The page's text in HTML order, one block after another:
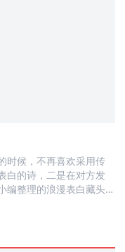
候，不再喜欢采用传
白的诗，二是在对方发
编整理的浪漫表白藏头